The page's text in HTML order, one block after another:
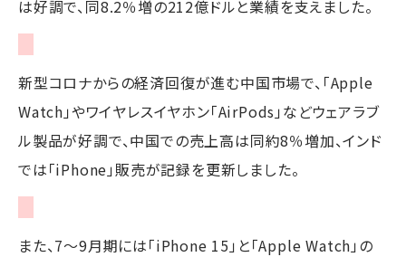
は好調で、同8.2％増の212億ドルと業績を支えました。
新型コロナからの経済回復が進む中国市場で、「Apple
Watch」やワイヤレスイヤホン「AirPods」などウェアラブ
ル製品が好調で、中国での売上高は同約8％増加、インド
では「iPhone」販売が記録を更新しました。
また、7～9月期には「iPhone 15」と「Apple Watch」の